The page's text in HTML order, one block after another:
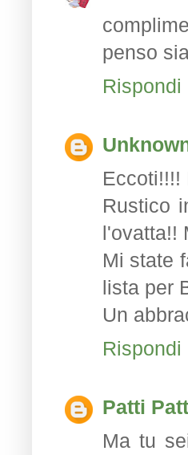
penso
Rispondi
Eccoti!!!!
Rustico
l'ovatta!!
Mi state
lista per
Un
Rispondi
Patti
Ma tu